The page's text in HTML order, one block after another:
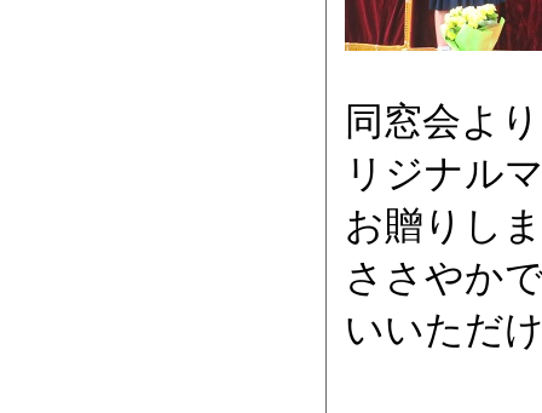
同窓会よ
リジナル
お贈りし
ささやか
いいただ